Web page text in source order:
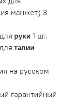
манжет) 3
руки 1 шт.
талии
на русском
гарантийный